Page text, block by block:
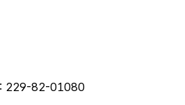
: 229-82-01080